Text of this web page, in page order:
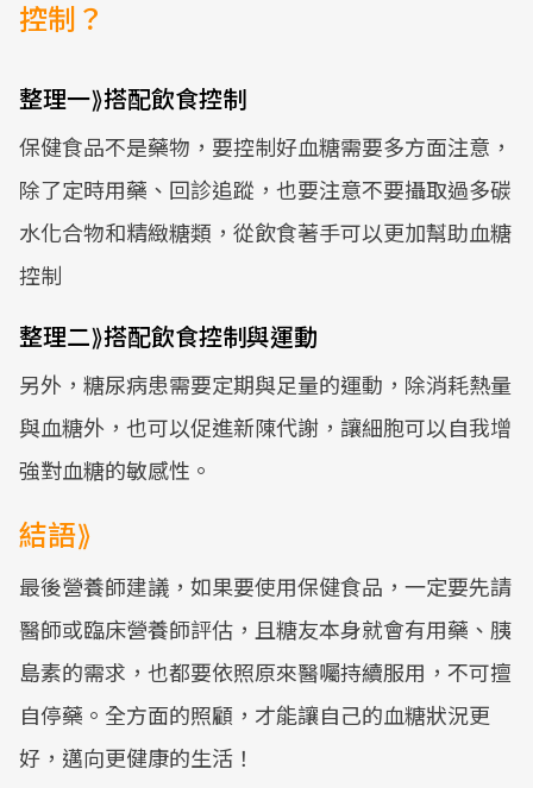
控制？
整理一⟫搭配飲食控制
保健食品不是藥物，要控制好血糖需要多方面注意，
除了定時用藥、回診追蹤，也要注意不要攝取過多碳
水化合物和精緻糖類，從飲食著手可以更加幫助血糖
控制
整理二⟫搭配飲食控制與運動
另外，糖尿病患需要定期與足量的運動，除消耗熱量
與血糖外，也可以促進新陳代謝，讓細胞可以自我增
強對血糖的敏感性。
結語⟫
最後營養師建議，如果要使用保健食品，一定要先請
醫師或臨床營養師評估，且糖友本身就會有用藥、胰
島素的需求，也都要依照原來醫囑持續服用，不可擅
自停藥。全方面的照顧，才能讓自己的血糖狀況更
好，邁向更健康的生活！